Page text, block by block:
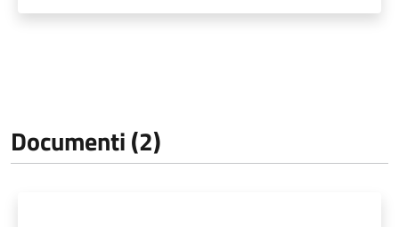
Documenti (2)